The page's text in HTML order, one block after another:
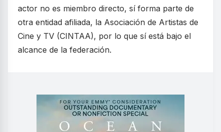
actor no es miembro directo, sí forma parte de
otra entidad afiliada, la Asociación de Artistas de
Cine y TV (CINTAA), por lo que sí está bajo el
alcance de la federación.